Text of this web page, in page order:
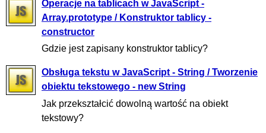
Operacje na tablicach w JavaScript -
Array.prototype / Konstruktor tablicy -
constructor
Gdzie jest zapisany konstruktor tablicy?
Obsługa tekstu w JavaScript - String / Tworzenie
obiektu tekstowego - new String
Jak przekształcić dowolną wartość na obiekt
tekstowy?